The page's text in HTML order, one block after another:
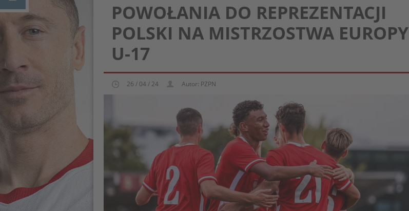
POWOŁANIA DO REPREZENTACJI
POLSKI NA MISTRZOSTWA EUROPY
U-17
26 / 04 / 24 Autor: PZPN